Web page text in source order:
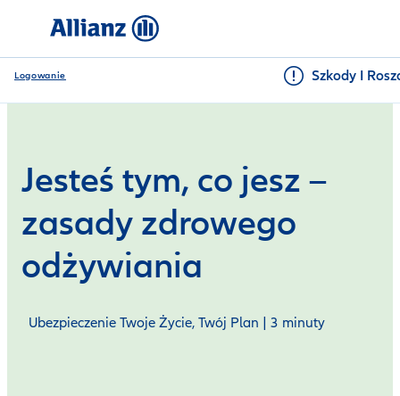
Logowanie Szkody I
Jesteś tym, co jesz –
zasady zdrowego
odżywiania
Ubezpieczenie Twoje Życie, Twój Plan | 3 minuty